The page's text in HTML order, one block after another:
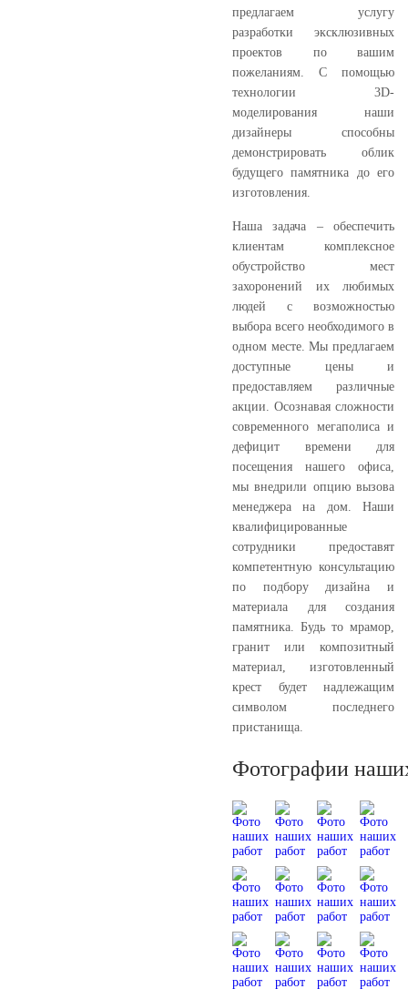
предлагаем услугу
разработки эксклюзивных
проектов по вашим
пожеланиям. С помощью
технологии 3D-
моделирования наши
дизайнеры способны
демонстрировать облик
будущего памятника до его
изготовления.
Наша задача – обеспечить
клиентам комплексное
обустройство мест
захоронений их любимых
людей с возможностью
выбора всего необходимого в
одном месте. Мы предлагаем
доступные цены и
предоставляем различные
акции. Осознавая сложности
современного мегаполиса и
дефицит времени для
посещения нашего офиса,
мы внедрили опцию вызова
менеджера на дом. Наши
квалифицированные
сотрудники предоставят
компетентную консультацию
по подбору дизайна и
материала для создания
памятника. Будь то мрамор,
гранит или композитный
материал, изготовленный
крест будет надлежащим
символом последнего
пристанища.
Фотографии